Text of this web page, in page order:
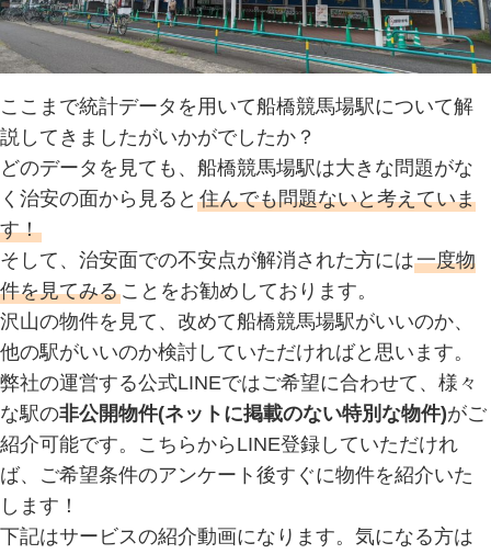
ここまで統計データを用いて船橋競馬場駅について解
説してきましたがいかがでしたか？
どのデータを見ても、船橋競馬場駅は大きな問題がな
く治安の面から見ると 住んでも問題ないと考えていま
す！
そして、治安面での不安点が解消された方には一度物
件を見てみる ことをお勧めしております。
沢山の物件を見て、改めて船橋競馬場駅がいいのか、
他の駅がいいのか検討していただければと思います。
弊社の運営する公式LINEではご希望に合わせて、様々
な駅の非公開物件(ネットに掲載のない特別な物件)がご
紹介可能です。こちらからLINE登録していただけれ
ば、ご希望条件のアンケート後すぐに物件を紹介いた
します！
下記はサービスの紹介動画になります。気になる方は